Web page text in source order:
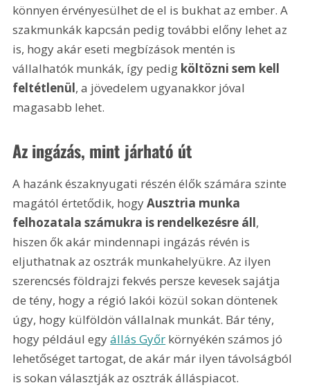
könnyen érvényesülhet de el is bukhat az ember. A
szakmunkák kapcsán pedig további előny lehet az
is, hogy akár eseti megbízások mentén is
vállalhatók munkák, így pedig költözni sem kell
feltétlenül, a jövedelem ugyanakkor jóval
magasabb lehet.
Az ingázás, mint járható út
A hazánk északnyugati részén élők számára szinte
magától értetődik, hogy Ausztria munka
felhozatala számukra is rendelkezésre áll,
hiszen ők akár mindennapi ingázás révén is
eljuthatnak az osztrák munkahelyükre. Az ilyen
szerencsés földrajzi fekvés persze kevesek sajátja
de tény, hogy a régió lakói közül sokan döntenek
úgy, hogy külföldön vállalnak munkát. Bár tény,
hogy például egy állás Győr környékén számos jó
lehetőséget tartogat, de akár már ilyen távolságból
is sokan választják az osztrák álláspiacot.